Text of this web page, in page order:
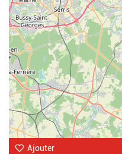
Ajouter